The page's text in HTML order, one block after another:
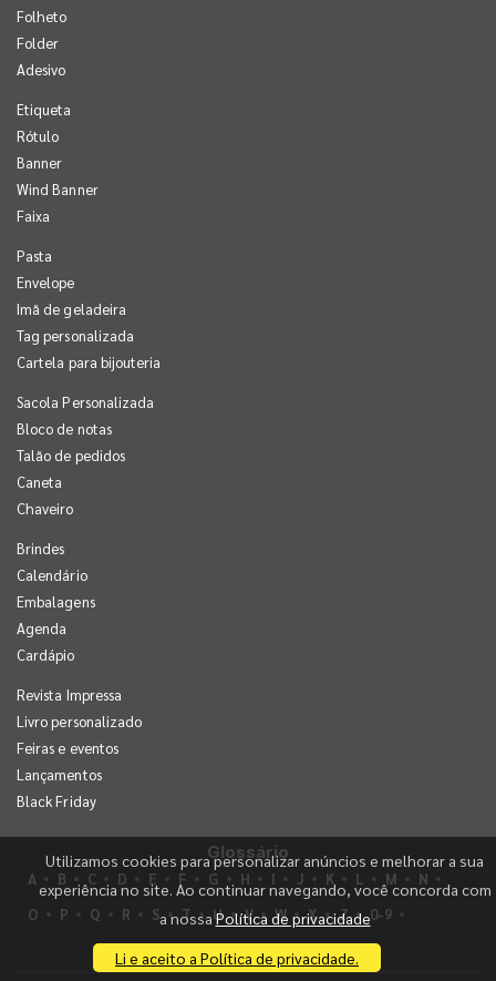
Folheto
Folder
Adesivo
Etiqueta
Rótulo
Banner
Wind Banner
Faixa
Pasta
Envelope
Imã de geladeira
Tag personalizada
Cartela para bijouteria
Sacola Personalizada
Bloco de notas
Talão de pedidos
Caneta
Chaveiro
Brindes
Calendário
Embalagens
Agenda
Cardápio
Revista Impressa
Livro personalizado
Feiras e eventos
Lançamentos
Black Friday
Glossário
A B C D E F G H I J K L M
N
O
P Q R S T U V W X Z 0-9
Utilizamos cookies para personalizar anúncios e melhorar a sua
experiência no site. Ao continuar navegando, você concorda com
a nossaPolítica de privacidade
Li e aceito a Política de privacidade.